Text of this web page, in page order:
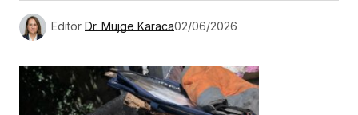
Editör Dr. Müjge Karaca02/06/2026